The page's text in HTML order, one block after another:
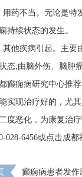
用药不当。无论是特
持续状态的发生。
其他疾病引起。主要
态;由脑外伤、脑肿
癫痫病研究中心推
实现治疗好的，尤
度恶化，为康复治
028-6456或点击成
癫痫病患者发作